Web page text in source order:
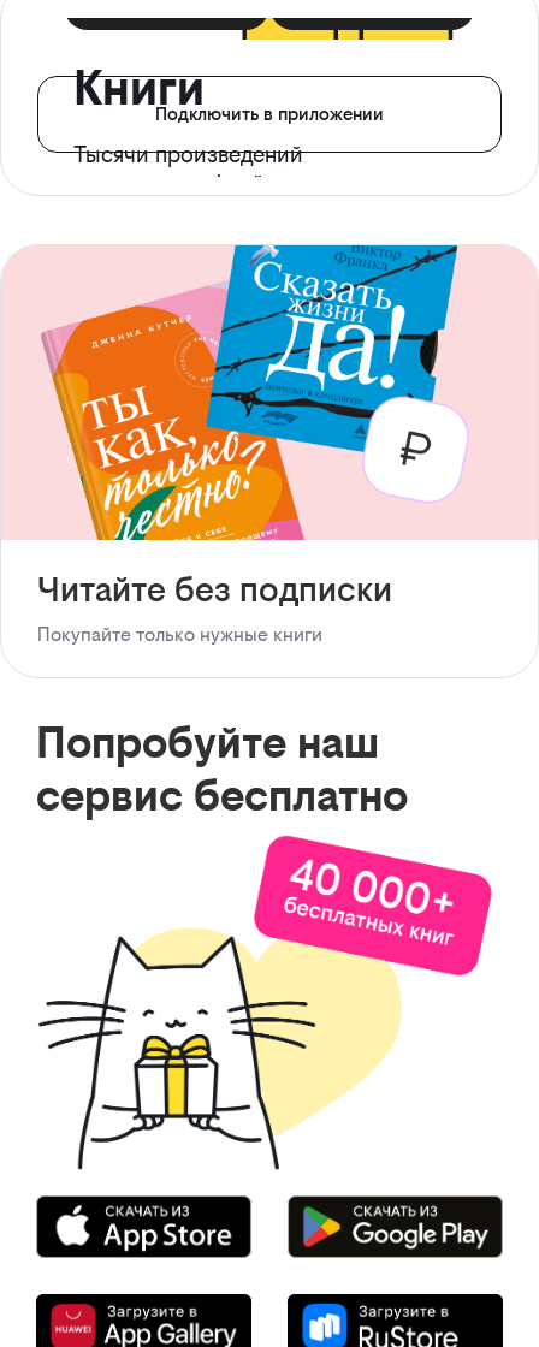
Книги
Тысячи произведений
с доступом офлайн
Подключить в приложении
Читайте без подписки
Покупайте только нужные книги
Попробуйте наш
сервис бесплатно